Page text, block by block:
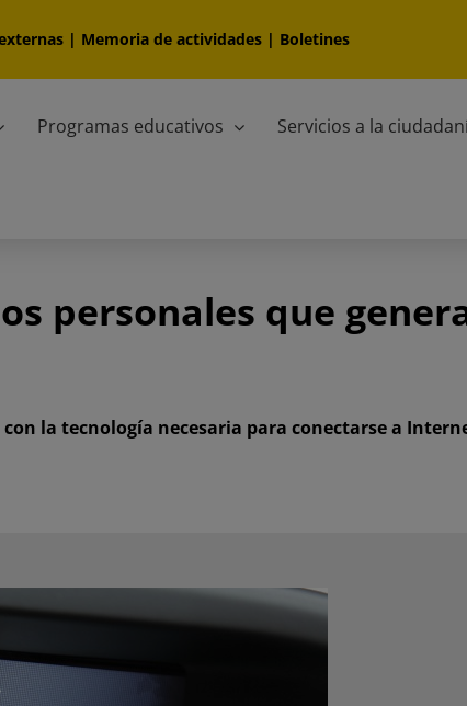
| Memoria de actividades| Boletines
Programas educativos Servicios a la
personales que
la tecnología necesaria para conectarse a